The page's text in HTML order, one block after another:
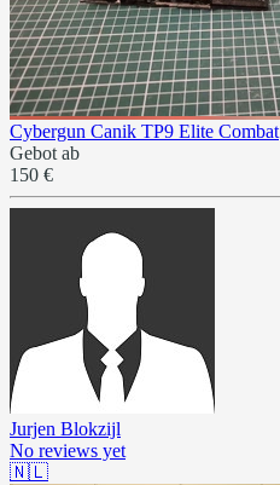
Cybergun Canik TP9 Elite Combat
Gebot ab
150 €
Jurjen Blokzijl
No reviews yet
🇳🇱